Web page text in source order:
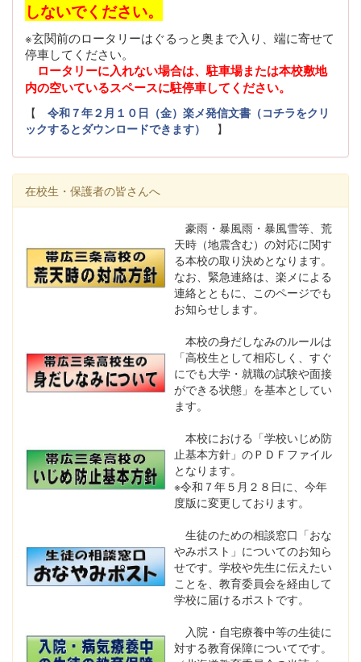
開催される秋季大会です。 今後とも変わらぬご支援、ご声
夏の課題を見つけることができる大会となりました。今回
の大会で学んだことを活かして夏休みの練習や合宿にも取
り組んでいきます。 5位に入賞し、全道大会出場を決めた
金曽河西は8月13日から札幌市で行われる北海道選手権に
出場します｡ これからも応援のほどよろしくお願いしま
す！
しないでください。
※玄関前のロータリーはぐるっと奥まで入り、端に寄せて
停車してください。
ロータリーに入れない場合は、駐車場または本校敷地
内の空いているスペースに駐停車してください。
【 令和７年２月１０日（金）楽メ発信文書（コチラをクリ
ックするとダウンロードできます）
】
在校生・保護者の皆さんへ
豪雨・暴風雨・暴風雪等、荒
天時（地震含む）の対応に関す
る本校の取り決めとなります。
なお、緊急連絡は、楽メによる
連絡とともに、このページでも
お知らせします。
本校の身だしなみのルールは
「高校生として相応しく、すぐ
にでも大学・就職の試験や面接
ができる状態」を基本としてい
ます。
本校における「学校いじめ防
止基本方針」のＰＤＦファイル
となります。
※令和７年５月２８日に、今年
度版に変更しております。
生徒のための相談窓口「おな
やみポスト」についてのお知ら
せです。学校や先生に伝えたい
ことを、教育委員会を経由して
学校に届けるポストです。
入院・自宅療養中等の生徒に
対する教育保障についてです。